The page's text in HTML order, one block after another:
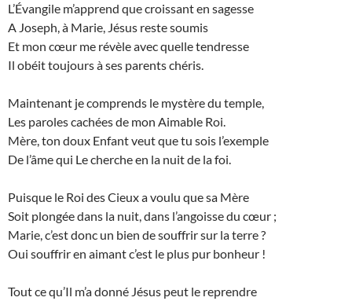
L’Évangile m’apprend que croissant en sagesse
A Joseph, à Marie, Jésus reste soumis
Et mon cœur me révèle avec quelle tendresse
Il obéit toujours à ses parents chéris.
Maintenant je comprends le mystère du temple,
Les paroles cachées de mon Aimable Roi.
Mère, ton doux Enfant veut que tu sois l’exemple
De l’âme qui Le cherche en la nuit de la foi.
Puisque le Roi des Cieux a voulu que sa Mère
Soit plongée dans la nuit, dans l’angoisse du cœur ;
Marie, c’est donc un bien de souffrir sur la terre ?
Oui souffrir en aimant c’est le plus pur bonheur !
Tout ce qu’Il m’a donné Jésus peut le reprendre